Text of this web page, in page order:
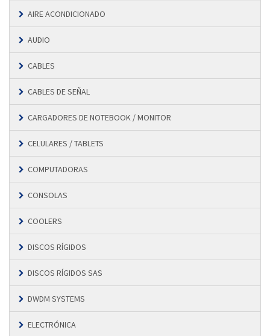
AIRE ACONDICIONADO
AUDIO
CABLES
CABLES DE SEÑAL
CARGADORES DE NOTEBOOK / MONITOR
CELULARES / TABLETS
COMPUTADORAS
CONSOLAS
COOLERS
DISCOS RÍGIDOS
DISCOS RÍGIDOS SAS
DWDM SYSTEMS
ELECTRÓNICA